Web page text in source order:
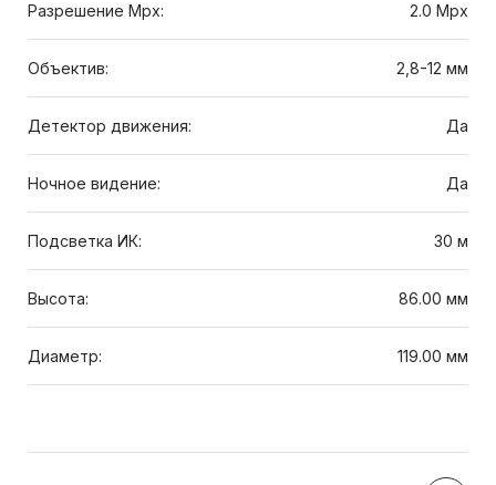
Разрешение Mpx: 2.0 Mpx
Объектив: 2,8-12 мм
Детектор движения: Да
Ночное видение: Да
Подсветка ИК: 30 м
Высота: 86.00 мм
Диаметр: 119.00 мм